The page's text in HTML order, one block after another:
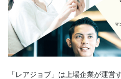
「レアジョブ」は上場企業が運営